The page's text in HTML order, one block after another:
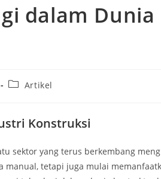
dalam
PostArtikel
Konstruksi
sektor yang terus berkembang
manual, tetapi juga mulai